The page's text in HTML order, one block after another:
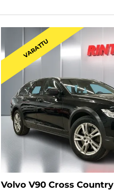
VARATTU
Volvo V90 Cross Country